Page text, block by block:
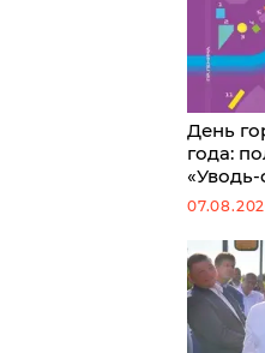
День
года:
«Уводь-